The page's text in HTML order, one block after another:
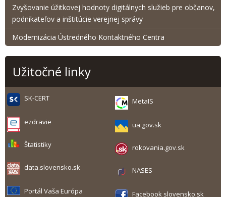
Zvyšovanie úžitkovej hodnoty digitálnych služieb pre občanov,
podnikateľov a inštitúcie verejnej správy
Modernizácia Ústredného Kontaktného Centra
Užitočné linky
SK-CERT MetaIS
ezdravie ua.gov.sk
Štatistiky rokovania.gov.sk
data.slovensko.sk NASES
Portál Vaša Európa Facebook slovensko.sk